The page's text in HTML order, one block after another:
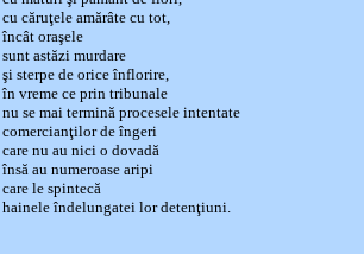
cu căruţele amărâte cu tot,
încât oraşele
sunt astăzi murdare
şi sterpe de orice înflorire,
în vreme ce prin tribunale
nu se mai termină procesele intentate
comercianţilor de îngeri
care nu au nici o dovadă
însă au numeroase aripi
care le spintecă
hainele îndelungatei lor detenţiuni.